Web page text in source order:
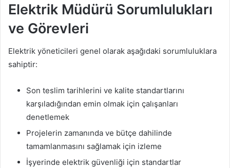
Elektrik Müdürü Sorumlulukları
ve Görevleri
Elektrik yöneticileri genel olarak aşağıdaki sorumluluklara
sahiptir:
Son teslim tarihlerini ve kalite standartlarını
karşıladığından emin olmak için çalışanları
denetlemek
Projelerin zamanında ve bütçe dahilinde
tamamlanmasını sağlamak için izleme
İşyerinde elektrik güvenliği için standartlar